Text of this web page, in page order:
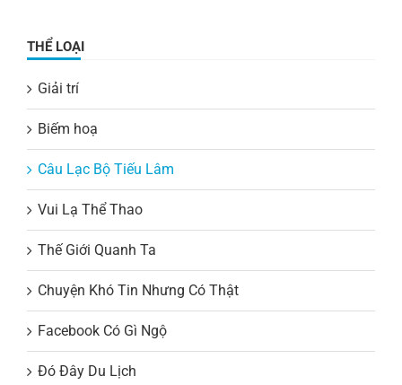
THỂ LOẠI
Giải trí
Biếm hoạ
Câu Lạc Bộ Tiếu Lâm
Vui Lạ Thể Thao
Thế Giới Quanh Ta
Chuyện Khó Tin Nhưng Có Thật
Facebook Có Gì Ngộ
Đó Đây Du Lịch